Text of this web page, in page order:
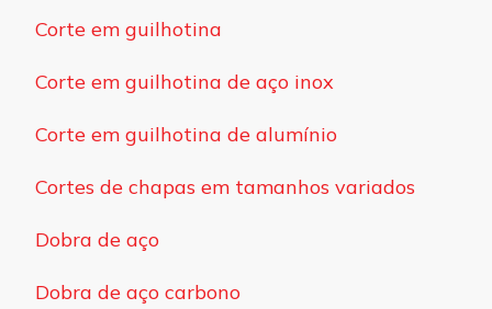
Corte em guilhotina
Corte em guilhotina de aço inox
Corte em guilhotina de alumínio
Cortes de chapas em tamanhos variados
Dobra de aço
Dobra de aço carbono